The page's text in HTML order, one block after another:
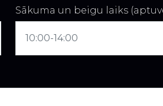
Sākuma un beigu laiks